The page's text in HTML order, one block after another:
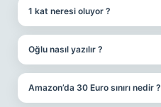
1 kat neresi oluyor ?
Oğlu nasıl yazılır ?
Amazon’da 30 Euro sınırı nedir ?